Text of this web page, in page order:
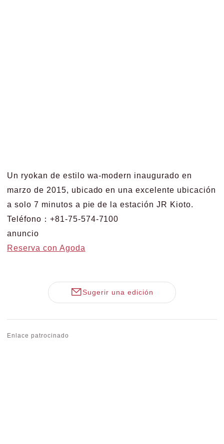
Un ryokan de estilo wa-modern inaugurado en
marzo de 2015, ubicado en una excelente ubicación
a solo 7 minutos a pie de la estación JR Kioto.
Teléfono：+81-75-574-7100
anuncio
Reserva con Agoda
Sugerir una edición
Enlace patrocinado